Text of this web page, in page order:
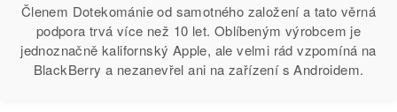
Členem Dotekománie od samotného založení a tato věrná
podpora trvá více než 10 let. Oblíbeným výrobcem je
jednoznačně kalifornský Apple, ale velmi rád vzpomíná na
BlackBerry a nezanevřel ani na zařízení s Androidem.